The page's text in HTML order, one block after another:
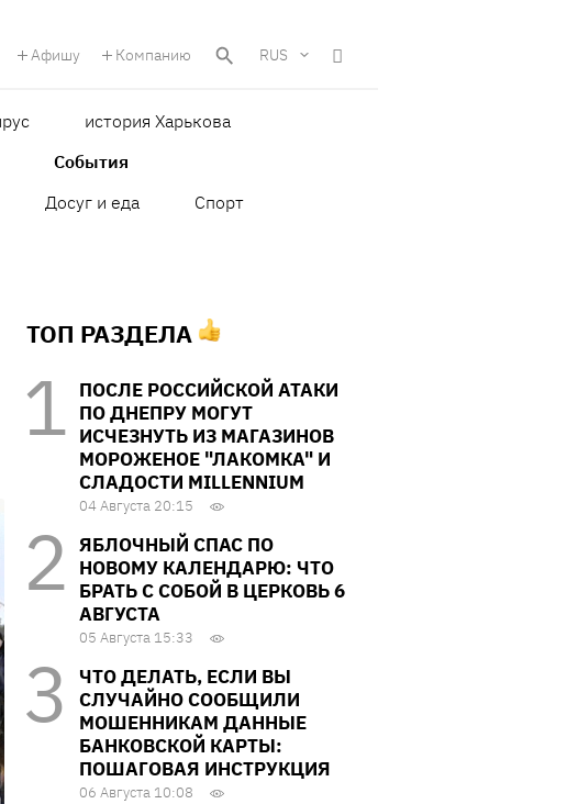
Афишу Компанию RUS
история Харькова
События
Досуг и еда
Спорт
ТОП РАЗДЕЛА
ПОСЛЕ РОССИЙСКОЙ АТАКИ
ПО ДНЕПРУ МОГУТ
ИСЧЕЗНУТЬ ИЗ МАГАЗИНОВ
МОРОЖЕНОЕ "ЛАКОМКА" И
СЛАДОСТИ MILLENNIUM
04 Августа 20:15
ЯБЛОЧНЫЙ СПАС ПО
НОВОМУ КАЛЕНДАРЮ: ЧТО
БРАТЬ С СОБОЙ В ЦЕРКОВЬ 6
АВГУСТА
05 Августа 15:33
ЧТО ДЕЛАТЬ, ЕСЛИ ВЫ
СЛУЧАЙНО СООБЩИЛИ
МОШЕННИКАМ ДАННЫЕ
БАНКОВСКОЙ КАРТЫ:
ПОШАГОВАЯ ИНСТРУКЦИЯ
06 Августа 10:08